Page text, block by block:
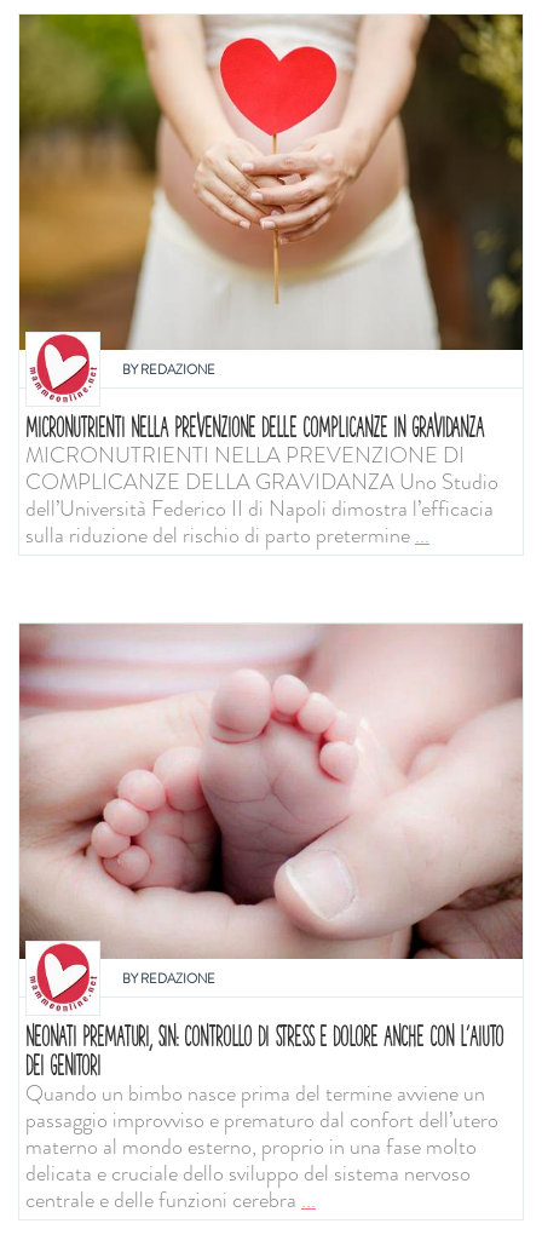
BYREDAZIONE
MICRONUTRIENTI NELLA PREVENZIONE DELLE COMPLICANZE IN GRAVIDANZA
MICRONUTRIENTI NELLA PREVENZIONE DI
COMPLICANZE DELLA GRAVIDANZA Uno Studio
dell’Università Federico II di Napoli dimostra l’efficacia
sulla riduzione del rischio di parto pretermine...
BYREDAZIONE
NEONATI PREMATURI, SIN: CONTROLLO DI STRESS E DOLORE ANCHE CON L'AIUTO
DEI GENITORI
Quando un bimbo nasce prima del termine avviene un
passaggio improvviso e prematuro dal confort dell’utero
materno al mondo esterno, proprio in una fase molto
delicata e cruciale dello sviluppo del sistema nervoso
centrale e delle funzioni cerebra...